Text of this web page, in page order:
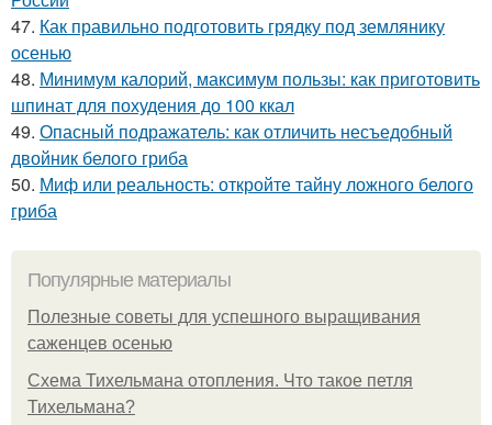
47. Как правильно подготовить грядку под землянику
осенью
48. Минимум калорий, максимум пользы: как приготовить
шпинат для похудения до 100 ккал
49. Опасный подражатель: как отличить несъедобный
двойник белого гриба
50. Миф или реальность: откройте тайну ложного белого
гриба
Популярные материалы
Полезные советы для успешного выращивания
саженцев осенью
Схема Тихельмана отопления. Что такое петля
Тихельмана?